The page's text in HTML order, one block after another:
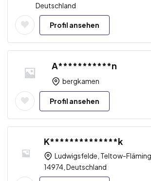
Deutschland
Profil ansehen
A***********n
bergkamen
Profil ansehen
K**************k
Ludwigsfelde, Teltow-
14974, Deutschland